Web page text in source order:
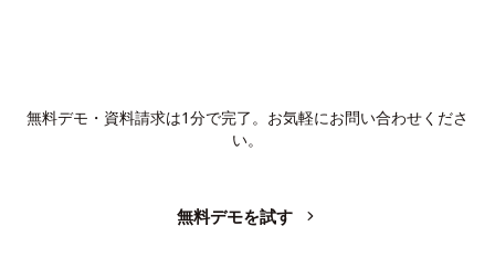
無料デモ・資料請求は1分で完了。お気軽にお問い合わせくださ
い。
無料デモを試す